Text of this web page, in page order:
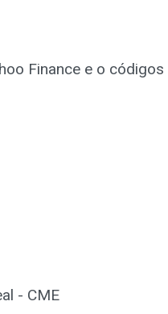
Finance e o
- CME